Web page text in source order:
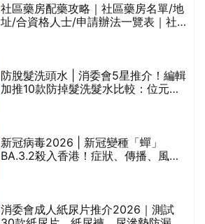
社區藥房配藥攻略｜社區藥房名單/地
址/合資格人士/申請辦法一覽表｜社
防脫髮洗頭水 | 消委會5星推介！編輯
加推10款防掉髮洗髮水比較：位元
新冠病毒2026 | 新冠變種「蟬」
BA.3.2殺入香港！症狀、傳播、風險
消委會成人紙尿片推介2026｜測試